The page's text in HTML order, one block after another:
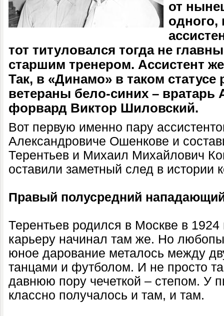
от
одного,
тот титуловался тогда не
старшим тренером. Ассистент
Так, в «Динамо» в таком статусе
ветераны бело-синих – вратарь
форвард Виктор Шиловский.
Вот первую именно пару
Александровиче Ошенкове и
Терентьев и Михаил Михайлович
оставили заметный след в истории
Правый полусредний
Терентьев родился в Москве в
карьеру начинал там же. Но
юное дарование металось между
танцами и футболом. И не просто
давнюю пору чечеткой – степом. У
классно получалось и там, и там.